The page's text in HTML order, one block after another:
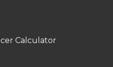
Calculator